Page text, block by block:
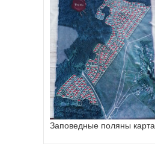
Заповедные поляны карта